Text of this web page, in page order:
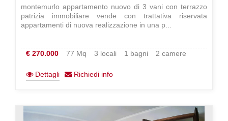
montemurlo appartamento nuovo di 3 vani con terrazzo
patrizia immobiliare vende con trattativa riservata
appartamenti di nuova realizzazione in una p...
€ 270.000 77 Mq 3 locali 1 bagni 2 camere
Dettagli Richiedi info